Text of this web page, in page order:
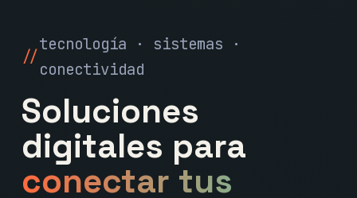
tecnología · sistemas ·
conectividad
Soluciones
digitales para
conectar tus